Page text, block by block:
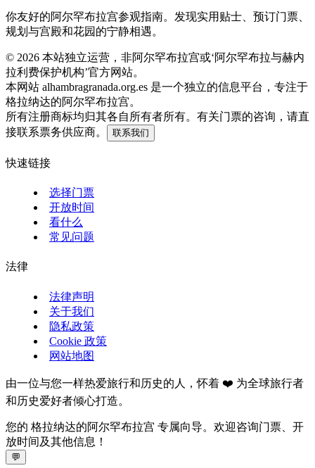
你友好的阿尔罕布拉宫参观指南。发现实用贴士、预订门票、
规划与宫殿和花园的宁静相遇。
© 2026 本站独立运营，非阿尔罕布拉宫或‘阿尔罕布拉与赫内
拉利费保护机构’官方网站。
本网站 alhambragranada.org.es 是一个独立的信息平台，专注于
格拉纳达的阿尔罕布拉宫。
所有注册商标均归其各自所有者所有。有关门票的咨询，请直
接联系票务供应商。
联系我们
快速链接
选择门票
开放时间
看什么
常见问题
法律
法律声明
关于我们
隐私政策
Cookie 政策
网站地图
由一位与您一样热爱旅行和历史的人，怀着 ❤️ 为全球旅行者
和历史爱好者倾心打造。
您的 格拉纳达的阿尔罕布拉宫 专属向导。欢迎咨询门票、开
放时间及其他信息！
💬